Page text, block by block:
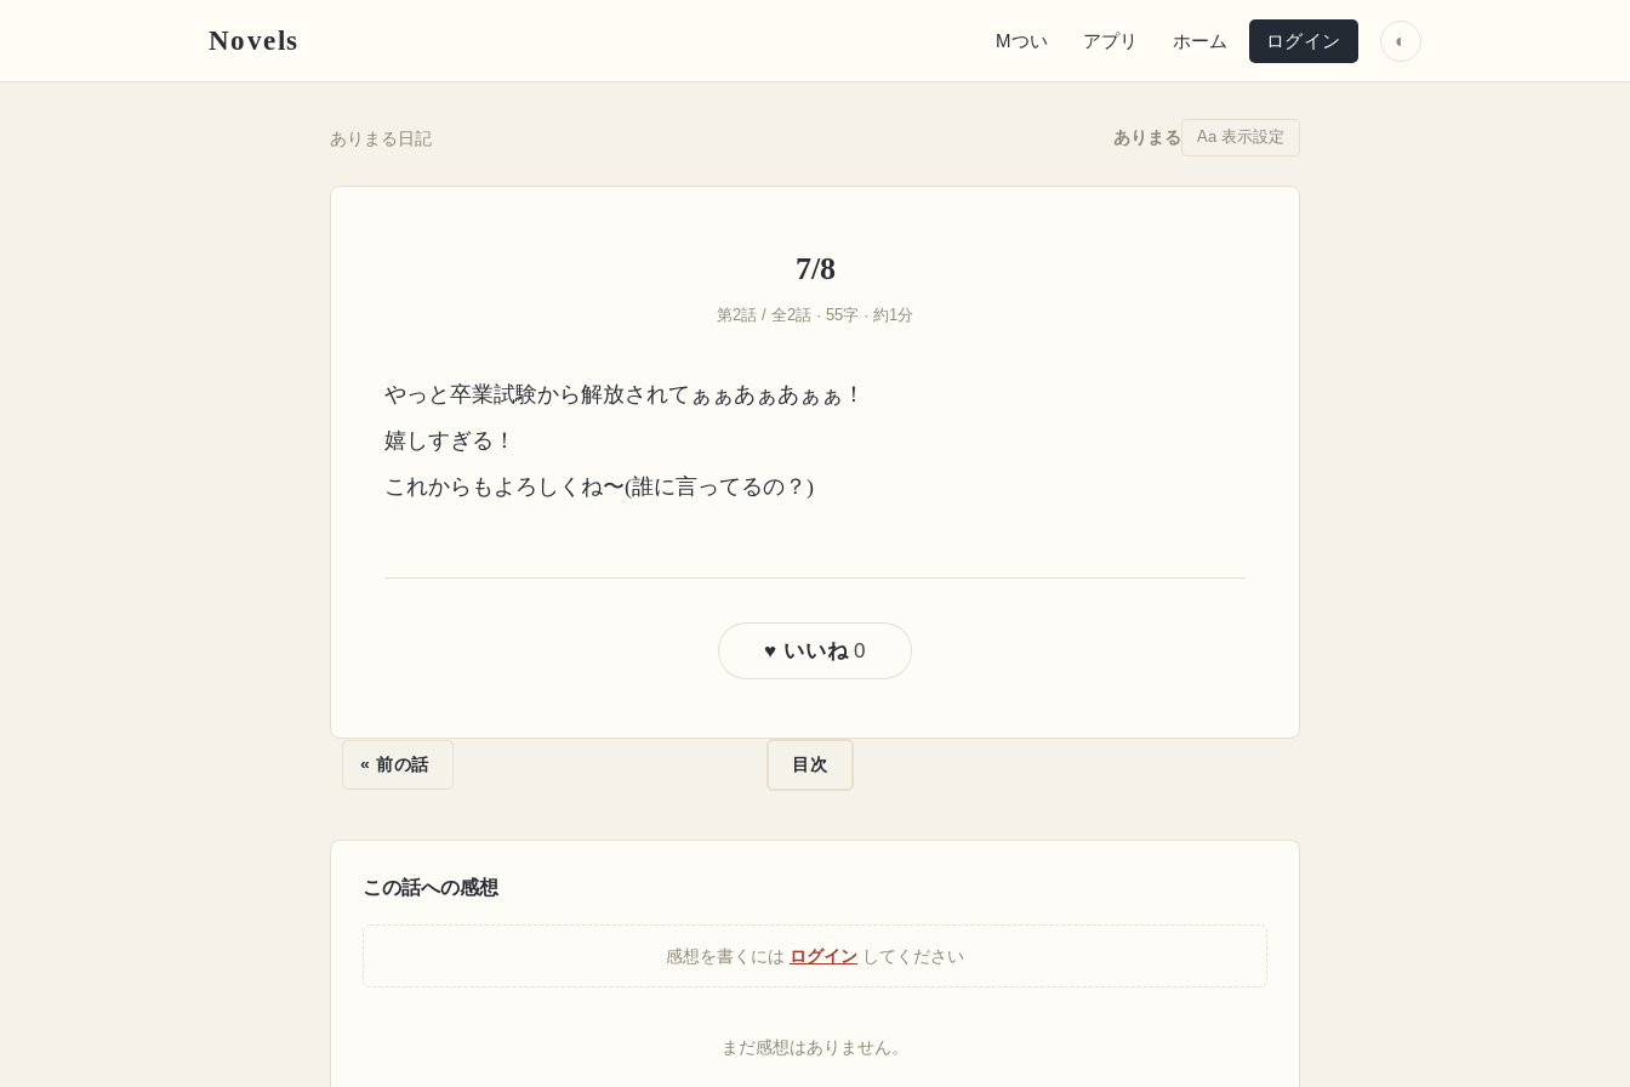
Novels Mつい アプリ ホーム ログイン ◐
ありまる日記 ありまる Aa 表示設定
7/8
第2話 / 全2話 · 55字 · 約1分
やっと卒業試験から解放されてぁぁあぁあぁぁ！
嬉しすぎる！
これからもよろしくね〜(誰に言ってるの？)
♥ いいね 0
« 前の話 目次
この話への感想
感想を書くには ログイン してください
まだ感想はありません。